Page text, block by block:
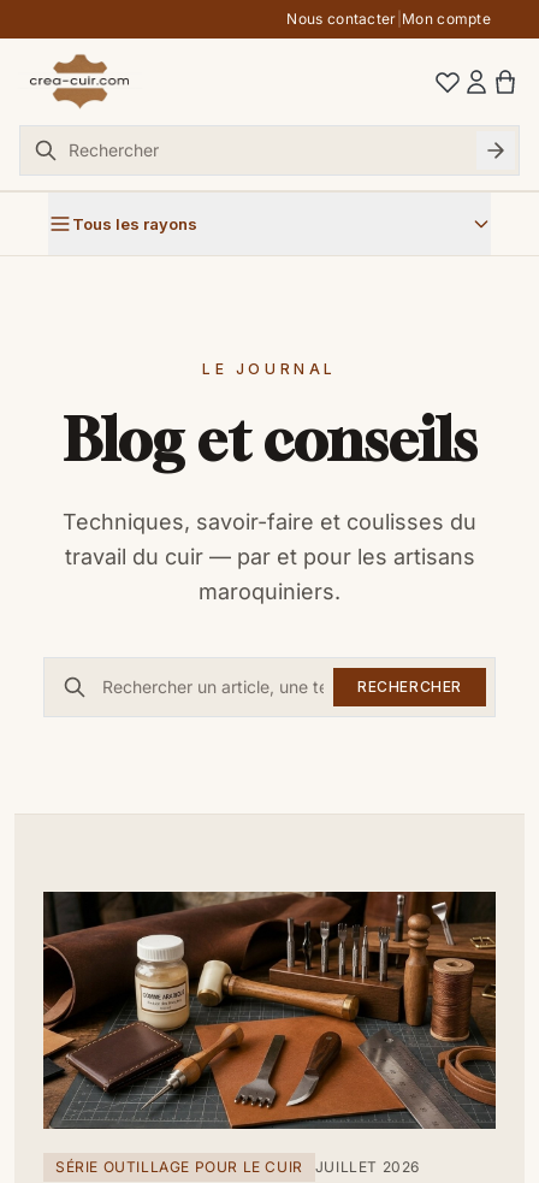
Nous contacter Mon compte
Tous les rayons
LE JOURNAL
Blog et conseils
Techniques, savoir-faire et coulisses du
travail du cuir — par et pour les artisans
maroquiniers.
RECHERCHER
SÉRIE OUTILLAGE POUR LE CUIR JUILLET 2026